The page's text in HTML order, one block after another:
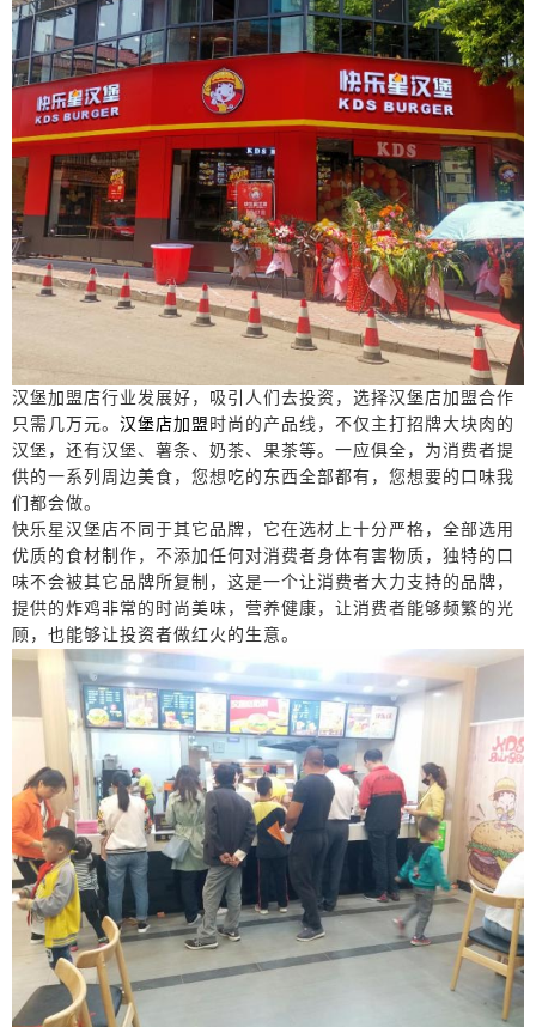
汉堡加盟店行业发展好，吸引人们去投资，选择汉堡店加盟合作
只需几万元。 汉堡店加盟 时尚的产品线，不仅主打招牌大块肉的
汉堡 ，还有汉堡、薯条、奶茶、果茶等。一应俱全，为消费者提
供的一系列周边美食，您想吃的东西全部都有，您想要的口味我
们都会做。
快乐星汉堡店不同于其它品牌，它在选材上十分严格，全部选用
优质的食材制作，不添加任何对消费者身体有害物质，独特的口
味不会被其它品牌所复制，这是一个让消费者大力支持的品牌，
提供的炸鸡非常的时尚美味，营养健康，让消费者能够频繁的光
顾，也能够让投资者做红火的生意。